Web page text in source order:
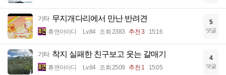
기타 무지개다리에서 만난 반려견
휴면아이디 Lv.84 조회 2383 추천 3 15:16
5
댓글
기타 착지 실패한 친구보고 웃는 갈매기
휴면아이디 Lv.84 조회 2509 추천 1 15:05
4
댓글